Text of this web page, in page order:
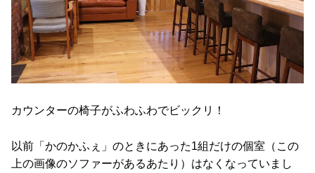
カウンターの椅子がふわふわでビックリ！
以前「かのかふぇ」のときにあった1組だけの個室（この
上の画像のソファーがあるあたり）はなくなっていまし